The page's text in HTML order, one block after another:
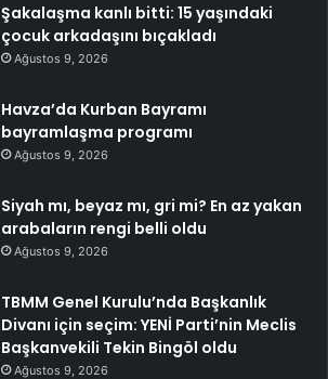
Şakalaşma kanlı bitti: 15 yaşındaki
çocuk arkadaşını bıçakladı
Ağustos 9, 2026
Havza’da Kurban Bayramı
bayramlaşma programı
Ağustos 9, 2026
Siyah mı, beyaz mı, gri mi? En az yakan
arabaların rengi belli oldu
Ağustos 9, 2026
TBMM Genel Kurulu’nda Başkanlık
Divanı için seçim: YENİ Parti’nin Meclis
Başkanvekili Tekin Bingöl oldu
Ağustos 9, 2026